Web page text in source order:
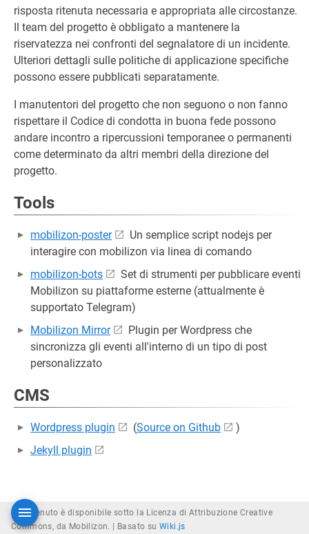
risposta ritenuta necessaria e appropriata alle circostanze.
Il team del progetto è obbligato a mantenere la
riservatezza nei confronti del segnalatore di un incidente.
Ulteriori dettagli sulle politiche di applicazione specifiche
possono essere pubblicati separatamente.
I manutentori del progetto che non seguono o non fanno
rispettare il Codice di condotta in buona fede possono
andare incontro a ripercussioni temporanee o permanenti
come determinato da altri membri della direzione del
progetto.
Tools
mobilizon-poster
Un semplice script nodejs per
interagire con mobilizon via linea di comando
mobilizon-bots
Set di strumenti per pubblicare eventi
Mobilizon su piattaforme esterne (attualmente è
supportato Telegram)
Mobilizon Mirror
Plugin per Wordpress che
sincronizza gli eventi all'interno di un tipo di post
personalizzato
CMS
Wordpress plugin (Source on Github
)
Jekyll plugin
Il contenuto è disponibile sotto la Licenza di Attribuzione Creative
Commons, da Mobilizon. |
Basato suWiki.js